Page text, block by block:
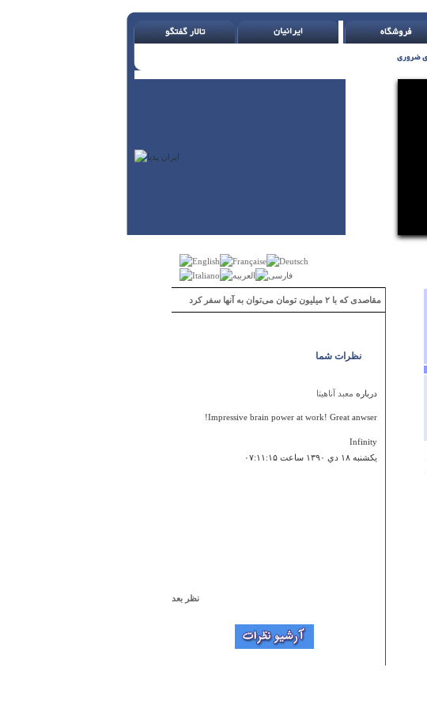
مقاصدی که با ۲ میلیون تومان می‌توان به آنها سفر کرد
نظرات شما
درباره معبد آناهیتا
Impressive brain power at work! Great anwser!
Infinity
يكشنبه ۱۸ دي ۱۳۹۰ ساعت ۰۷:۱۱:۱۵
باسلام وتشکر باتوجه به شجره نامه ای که دست به دست به
نظر بعد